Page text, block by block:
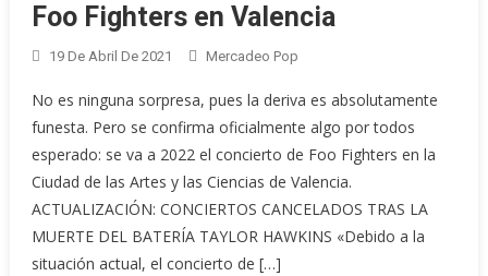
Foo Fighters en Valencia
19 De Abril De 2021 Mercadeo Pop
No es ninguna sorpresa, pues la deriva es absolutamente
funesta. Pero se confirma oficialmente algo por todos
esperado: se va a 2022 el concierto de Foo Fighters en la
Ciudad de las Artes y las Ciencias de Valencia.
ACTUALIZACIÓN: CONCIERTOS CANCELADOS TRAS LA
MUERTE DEL BATERÍA TAYLOR HAWKINS «Debido a la
situación actual, el concierto de […]